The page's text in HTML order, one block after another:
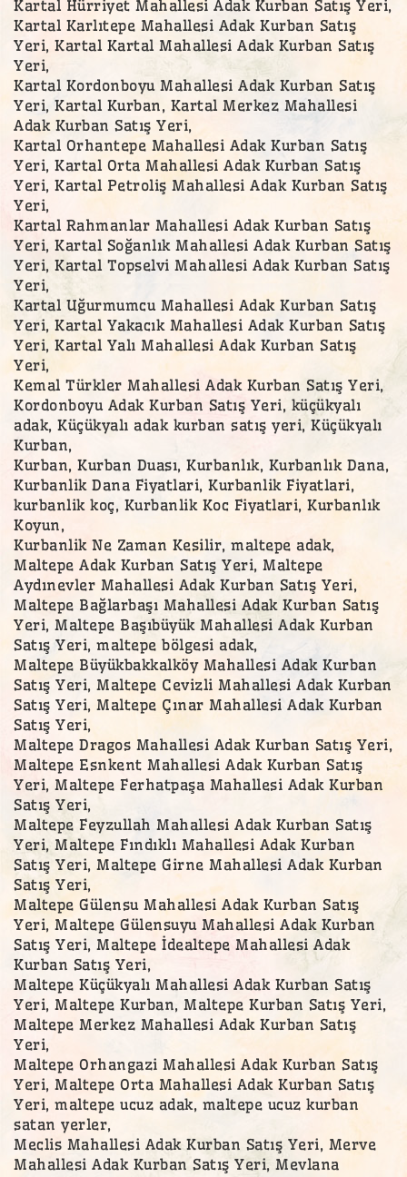
Kartal Hürriyet Mahallesi Adak Kurban Satış Yeri,
Kartal Karlıtepe Mahallesi Adak Kurban Satış
Yeri, Kartal Kartal Mahallesi Adak Kurban Satış
Yeri,
Kartal Kordonboyu Mahallesi Adak Kurban Satış
Yeri, Kartal Kurban, Kartal Merkez Mahallesi
Adak Kurban Satış Yeri,
Kartal Orhantepe Mahallesi Adak Kurban Satış
Yeri, Kartal Orta Mahallesi Adak Kurban Satış
Yeri, Kartal Petroliş Mahallesi Adak Kurban Satış
Yeri,
Kartal Rahmanlar Mahallesi Adak Kurban Satış
Yeri, Kartal Soğanlık Mahallesi Adak Kurban Satış
Yeri, Kartal Topselvi Mahallesi Adak Kurban Satış
Yeri,
Kartal Uğurmumcu Mahallesi Adak Kurban Satış
Yeri, Kartal Yakacık Mahallesi Adak Kurban Satış
Yeri, Kartal Yalı Mahallesi Adak Kurban Satış
Yeri,
Kemal Türkler Mahallesi Adak Kurban Satış Yeri,
Kordonboyu Adak Kurban Satış Yeri, küçükyalı
adak, Küçükyalı adak kurban satış yeri, Küçükyalı
Kurban,
Kurban, Kurban Duası, Kurbanlık, Kurbanlık Dana,
Kurbanlik Dana Fiyatlari, Kurbanlik Fiyatlari,
kurbanlik koç, Kurbanlik Koc Fiyatlari, Kurbanlık
Koyun,
Kurbanlik Ne Zaman Kesilir, maltepe adak,
Maltepe Adak Kurban Satış Yeri, Maltepe
Aydınevler Mahallesi Adak Kurban Satış Yeri,
Maltepe Bağlarbaşı Mahallesi Adak Kurban Satış
Yeri, Maltepe Başıbüyük Mahallesi Adak Kurban
Satış Yeri, maltepe bölgesi adak,
Maltepe Büyükbakkalköy Mahallesi Adak Kurban
Satış Yeri, Maltepe Cevizli Mahallesi Adak Kurban
Satış Yeri, Maltepe Çınar Mahallesi Adak Kurban
Satış Yeri,
Maltepe Dragos Mahallesi Adak Kurban Satış Yeri,
Maltepe Esnkent Mahallesi Adak Kurban Satış
Yeri, Maltepe Ferhatpaşa Mahallesi Adak Kurban
Satış Yeri,
Maltepe Feyzullah Mahallesi Adak Kurban Satış
Yeri, Maltepe Fındıklı Mahallesi Adak Kurban
Satış Yeri, Maltepe Girne Mahallesi Adak Kurban
Satış Yeri,
Maltepe Gülensu Mahallesi Adak Kurban Satış
Yeri, Maltepe Gülensuyu Mahallesi Adak Kurban
Satış Yeri, Maltepe İdealtepe Mahallesi Adak
Kurban Satış Yeri,
Maltepe Küçükyalı Mahallesi Adak Kurban Satış
Yeri, Maltepe Kurban, Maltepe Kurban Satış Yeri,
Maltepe Merkez Mahallesi Adak Kurban Satış
Yeri,
Maltepe Orhangazi Mahallesi Adak Kurban Satış
Yeri, Maltepe Orta Mahallesi Adak Kurban Satış
Yeri, maltepe ucuz adak, maltepe ucuz kurban
satan yerler,
Meclis Mahallesi Adak Kurban Satış Yeri, Merve
Mahallesi Adak Kurban Satış Yeri, Mevlana